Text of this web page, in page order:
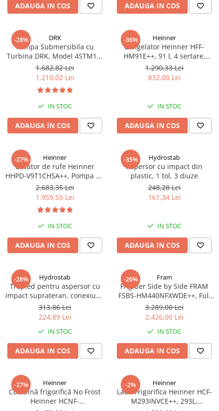
ADAUGA IN COS ADAUGA IN COS
-28% DRK
Pompa Submersibila cu
Turbina DRK, Model 4STM10-
12, ieșire pe 2 Țoli, refulare la
74 m, putere 1.8kW 2.5cp, 12
turbine, debit 14400 m/h
1.682,82 Lei
1.210,02 Lei
IN STOC
ADAUGA IN COS
-36% Heinner
Congelator Heinner HFF-
HM91E++, 91 l, 4 sertare,
Clasa E, Control mecanic, H 85
cm, Alb
1.290,33 Lei
832,00 Lei
IN STOC
ADAUGA IN COS
-27% Heinner
Uscator de rufe Heinner
HHPD-V9T1CHSA++, Pompa de
caldura, 9 kg, Clasa A++,
Functie Anti-sifonare, Argintiu
2.683,35 Lei
1.959,55 Lei
IN STOC
ADAUGA IN COS
-35% Hydrostab
Aspersor cu impact din
plastic, 1 tol, 3 diuze
248,28 Lei
161,34 Lei
IN STOC
ADAUGA IN COS
-28% Hydrostab
Trepied pentru aspersor cu
impact suprateran, conexiune
cm
313,86 Lei
224,89 Lei
IN STOC
ADAUGA IN COS
-26% Fram
Frigider Side by Side FRAM
FSBS-HM440NFXWDE++, Full
No Frost, 439 L, Inverter,
Dozator apă, Display Touch,
Clasa E, Aspect Inox
3.289,00 Lei
2.426,00 Lei
IN STOC
ADAUGA IN COS
-27% Heinner
Combină frigorifică No Frost
Heinner HCNF-
-2% Heinner
Lada Frigorifica Heinner HCF-
M293INVCE++, 293L,